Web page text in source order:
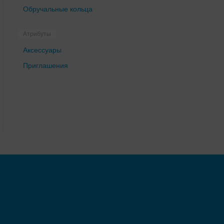
Обручальные кольца
Атрибуты
Аксессуары
Приглашения